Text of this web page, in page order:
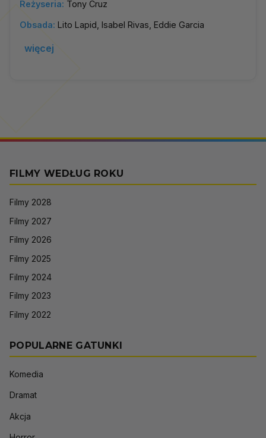
Reżyseria: Tony Cruz
Obsada: Lito Lapid, Isabel Rivas, Eddie Garcia
więcej
FILMY WEDŁUG ROKU
Filmy 2028
Filmy 2027
Filmy 2026
Filmy 2025
Filmy 2024
Filmy 2023
Filmy 2022
POPULARNE GATUNKI
Komedia
Dramat
Akcja